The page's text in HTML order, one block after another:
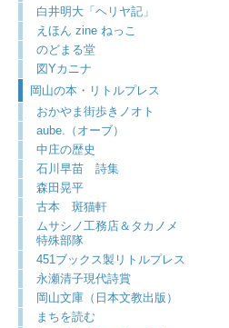
白井明大「ヘリヤ記」
えほん zine ねっこ
のどまる堂
図Yカニナ
岡山の本・リトルプレス
おかやま街歩きノオト
aube.（オーブ）
中庄の歴史
石川早苗 詩集
森田晃平
古本 斑猫軒
ムサシノ工務店＆タカノメ
特殊部隊
451ブックス製リトルプレス
永瀬清子現代詩賞
岡山文庫（日本文教出版）
まちを読む